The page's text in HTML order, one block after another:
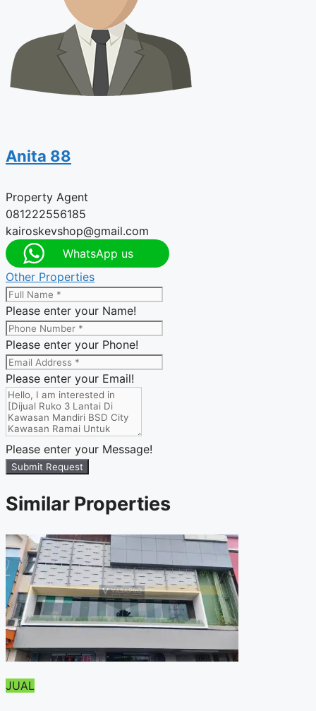
Anita 88
Property Agent
081222556185
kairoskevshop@gmail.com
WhatsApp us
Other Properties
Please enter your Name!
Please enter your Phone!
Please enter your Email!
Please enter your Message!
Submit Request
Similar Properties
JUAL